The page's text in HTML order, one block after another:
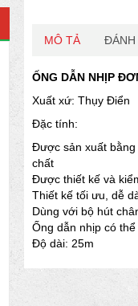
MÔ TẢ ĐÁNH
ỐNG DẪN NHỊP
Xuất xứ: Thụy Điển
Đặc tính:
Được sản xuất bằng
chất
Được thiết kế và
Thiết kế tối ưu, dễ
Dùng với bộ hút
Ống dẫn nhịp có
Độ dài: 25m